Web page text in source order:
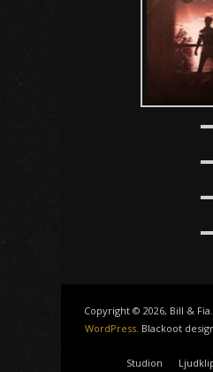
Copyright © 2026, Bill &
WordPress. Blackoot
Studion